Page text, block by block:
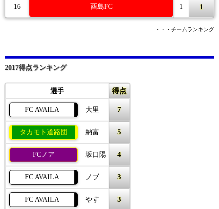
16 酉島FC 1 1
・・・チームランキング
2017得点ランキング
選手 得点
FC AVAILA 大里 7
タカモト道路団 納富 5
FCノア 坂口陽 4
FC AVAILA ノブ 3
FC AVAILA やす 3